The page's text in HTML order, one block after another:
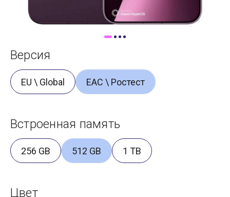
Версия
EU \ Global ЕАС \ Ростест
Встроенная память
256 GB 512 GB 1 TB
Цвет